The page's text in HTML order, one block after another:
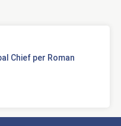
Chief per Roman